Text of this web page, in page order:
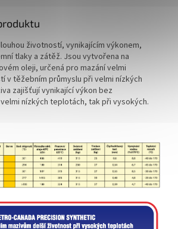
životností, vynikajícím výkonem,
tlaky a zátěž. Jsou vytvořena na
oleji, určená pro mazání velmi
v těžebním průmyslu při velmi nízkých
zajišťují vynikající výkon bez
nízkých teplotách, tak při vysokých.